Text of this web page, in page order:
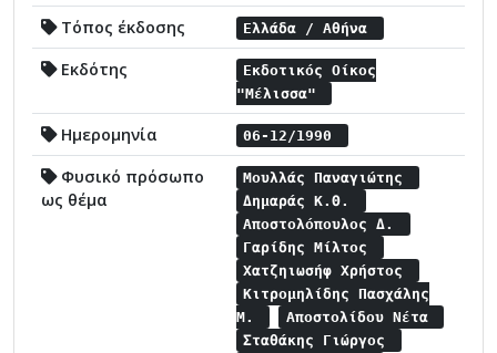
Τόπος έκδοσης Ελλάδα / Αθήνα
Εκδότης
Εκδοτικός Οίκος
"Μέλισσα"
Ημερομηνία 06-12/1990
Φυσικό πρόσωπο
ως θέμα
Μουλλάς Παναγιώτης
Δημαράς Κ.Θ.
Αποστολόπουλος Δ.
Γαρίδης Μίλτος
Χατζηιωσήφ Χρήστος
Κιτρομηλίδης Πασχάλης
Μ.
Αποστολίδου Νέτα
Σταθάκης Γιώργος